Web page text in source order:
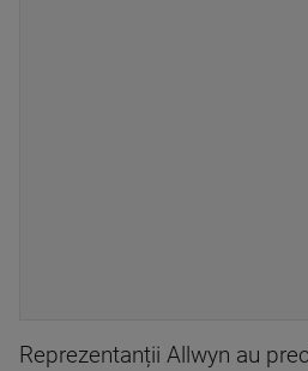
Reprezentanții Allwyn au